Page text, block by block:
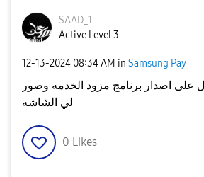
SAAD_1
Active Level 3
‎12-13-2024 08:34 AM in Samsung Pay
على اصدار برنامج مزود الخدمه وصور
لي الشاشه
0 Likes